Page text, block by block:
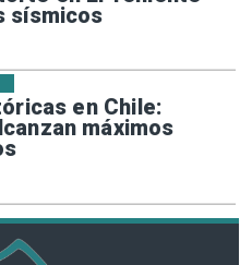
sísmicos
en Chile:
máximos